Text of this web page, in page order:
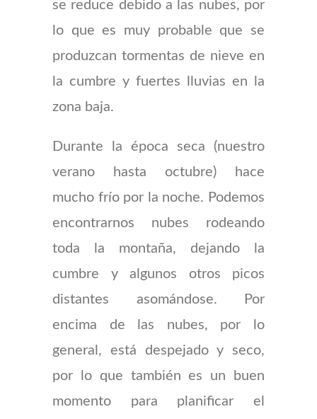
se reduce debido a las nubes, por
lo que es muy probable que se
produzcan tormentas de nieve en
la cumbre y fuertes lluvias en la
zona baja.
Durante la época seca (nuestro
verano hasta octubre) hace
mucho frío por la noche. Podemos
encontrarnos nubes rodeando
toda la montaña, dejando la
cumbre y algunos otros picos
distantes asomándose. Por
encima de las nubes, por lo
general, está despejado y seco,
por lo que también es un buen
momento para planificar el